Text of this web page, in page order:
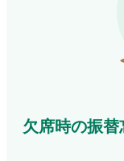
欠席時の振